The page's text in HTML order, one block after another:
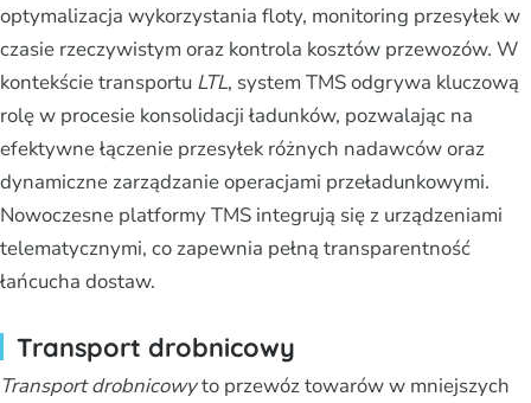
optymalizacja wykorzystania floty, monitoring przesyłek w
czasie rzeczywistym oraz kontrola kosztów przewozów. W
kontekście transportu LTL, system TMS odgrywa kluczową
rolę w procesie konsolidacji ładunków, pozwalając na
efektywne łączenie przesyłek różnych nadawców oraz
dynamiczne zarządzanie operacjami przeładunkowymi.
Nowoczesne platformy TMS integrują się z urządzeniami
telematycznymi, co zapewnia pełną transparentność
łańcucha dostaw.
Transport drobnicowy
Transport drobnicowyto przewóz towarów w mniejszych